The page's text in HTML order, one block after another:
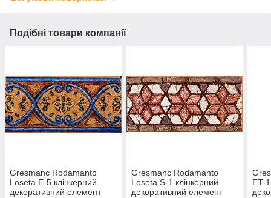
Подібні товари компанії
Gresmanc Rodamanto
Loseta E-5 клінкерний
декоративний елемент
Gresmanc Rodamanto
Loseta S-1 клінкерний
декоративний елемент
ET-